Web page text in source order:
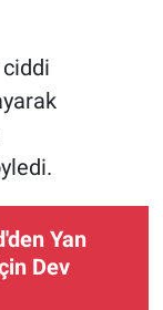
Yan
Dev